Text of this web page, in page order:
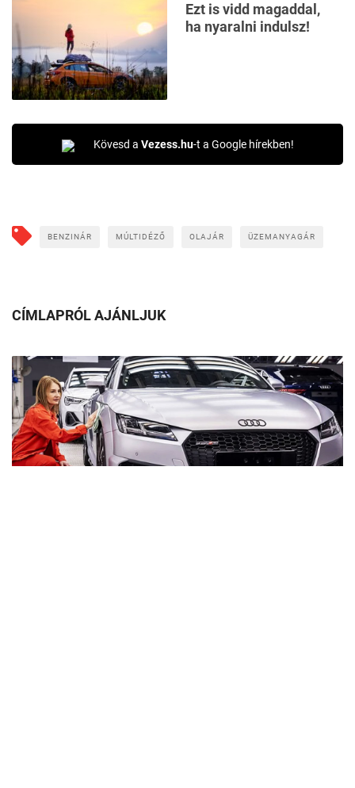
Ezt is vidd magaddal,
ha nyaralni indulsz!
Kövesd a Vezess.hu-t a Google hírekben!
BENZINÁR MÚLTIDÉZŐ OLAJÁR ÜZEMANYAGÁR
CÍMLAPRÓL AJÁNLJUK